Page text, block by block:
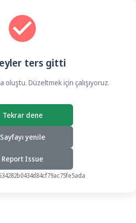
ters gitti
Düzeltmek için çalışıyoruz.
Tekrar dene
Sayfayı yenile
Report Issue